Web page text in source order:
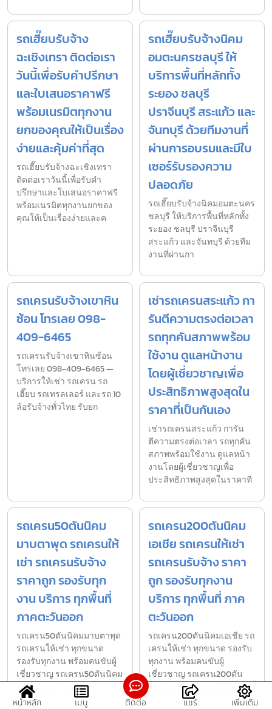
รถเฮี๊ยบรับจ้าง
ฉะเชิงเทรา ติดต่อเรา
วันนี้เพื่อรับคำปรึกษา
และใบเสนอราคาฟรี
พร้อมเนรมิตทุกงาน
ยกของคุณให้เป็นเรื่อง
ง่ายและคุ้มค่าที่สุด
รถเฮี๊ยบรับจ้างฉะเชิงเทรา
ติดต่อเราวันนี้เพื่อรับคำ
ปรึกษาและใบเสนอราคาฟรี
พร้อมเนรมิตทุกงานยกของ
คุณให้เป็นเรื่องง่ายและค
รถเฮี๊ยบรับจ้างนิคม
อมตะนครชลบุรี ให้
บริการพื้นที่หลักทั้ง
ระยอง ชลบุรี
ปราจีนบุรี สระแก้ว และ
จันทบุรี ด้วยทีมงานที่
ผ่านการอบรมและมีใบ
เซอร์รับรองความ
ปลอดภัย
รถเฮี๊ยบรับจ้างนิคมอมตะนคร
ชลบุรี ให้บริการพื้นที่หลักทั้ง
ระยอง ชลบุรี ปราจีนบุรี
สระแก้ว และจันทบุรี ด้วยทีม
งานที่ผ่านกา
รถเครนรับจ้างเขาหิน
ซ้อน โทรเลย 098-
409-6465
รถเครนรับจ้างเขาหินซ้อน
โทรเลย 098-409-6465 —
บริการให้เช่า รถเครน รถ
เฮี๊ยบ รถเทรลเลอร์ และรถ 10
ล้อรับจ้างทั่วไทย รับยก
เช่ารถเครนสระแก้ว กา
รันตีความตรงต่อเวลา
รถทุกคันสภาพพร้อม
ใช้งาน ดูแลหน้างาน
โดยผู้เชี่ยวชาญเพื่อ
ประสิทธิภาพสูงสุดใน
ราคาที่เป็นกันเอง
เช่ารถเครนสระแก้ว การัน
ตีความตรงต่อเวลา รถทุกคัน
สภาพพร้อมใช้งาน ดูแลหน้า
งานโดยผู้เชี่ยวชาญเพื่อ
ประสิทธิภาพสูงสุดในราคาที
รถเครน50ตันนิคม
มาบตาพุด รถเครนให้
เช่า รถเครนรับจ้าง
ราคาถูก รองรับทุก
งาน บริการ ทุกพื้นที่
ภาคตะวันออก
รถเครน50ตันนิคมมาบตาพุด
รถเครนให้เช่า ทุกขนาด
รองรับทุกงาน พร้อมคนขับผู้
เชี่ยวชาญ รถเครน50ตันนิคม
มาบตาพุด รถเครนให้เช่า
รถเครน200ตันนิคม
เอเชีย รถเครนให้เช่า
รถเครนรับจ้าง ราคา
ถูก รองรับทุกงาน
บริการ ทุกพื้นที่ ภาค
ตะวันออก
รถเครน200ตันนิคมเอเชีย รถ
เครนให้เช่า ทุกขนาด รองรับ
ทุกงาน พร้อมคนขับผู้
เชี่ยวชาญ รถเครน200ตัน
นิคมเอเชีย รถเครนให้เช่า ทุ
หน้าหลัก
เมนู ติดต่อ แชร์ เพิ่มเติม